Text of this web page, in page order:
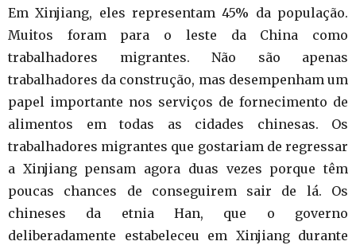
Em Xinjiang, eles representam 45% da população.
Muitos foram para o leste da China como
trabalhadores migrantes. Não são apenas
trabalhadores da construção, mas desempenham um
papel importante nos serviços de fornecimento de
alimentos em todas as cidades chinesas. Os
trabalhadores migrantes que gostariam de regressar
a Xinjiang pensam agora duas vezes porque têm
poucas chances de conseguirem sair de lá. Os
chineses da etnia Han, que o governo
deliberadamente estabeleceu em Xinjiang durante